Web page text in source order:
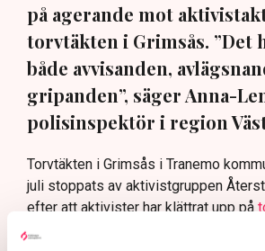
på agerande mot
torvtäkten i Grimsås. ”Det
både avvisanden,
gripanden”, säger Anna-
polisinspektör i region
Torvtäkten i Grimsås i Tranemo
juli stoppats av aktivistgruppen
efter att aktivister har klättrat upp på
, grävt igen diken